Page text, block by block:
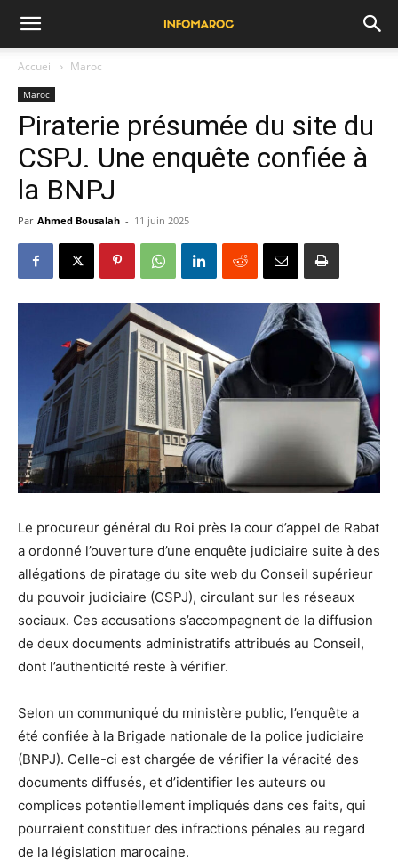
Accueil Maroc
Maroc
Piraterie présumée du site du
CSPJ. Une enquête confiée à
la BNPJ
Par Ahmed Bousalah - 11 juin 2025
Le procureur général du Roi près la cour d’appel de Rabat
a ordonné l’ouverture d’une enquête judiciaire suite à des
allégations de piratage du site web du Conseil supérieur
du pouvoir judiciaire (CSPJ), circulant sur les réseaux
sociaux. Ces accusations s’accompagnent de la diffusion
de deux documents administratifs attribués au Conseil,
dont l’authenticité reste à vérifier.
Selon un communiqué du ministère public, l’enquête a
été confiée à la Brigade nationale de la police judiciaire
(BNPJ). Celle-ci est chargée de vérifier la véracité des
documents diffusés, et d’identifier les auteurs ou
complices potentiellement impliqués dans ces faits, qui
pourraient constituer des infractions pénales au regard
de la législation marocaine.